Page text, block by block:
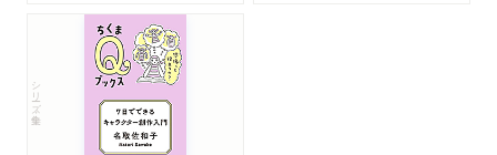
シリーズ・全集